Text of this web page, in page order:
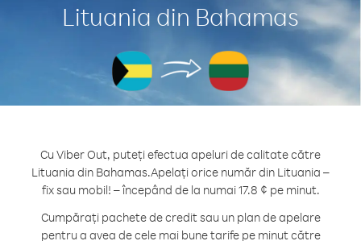
Lituania din Bahamas
Cu Viber Out, puteți efectua apeluri de calitate către
Lituania din Bahamas.Apelați orice număr din Lituania –
fix sau mobil! – începând de la numai 17.8 ¢ pe minut.
Cumpărați pachete de credit sau un plan de apelare
pentru a avea de cele mai bune tarife pe minut către